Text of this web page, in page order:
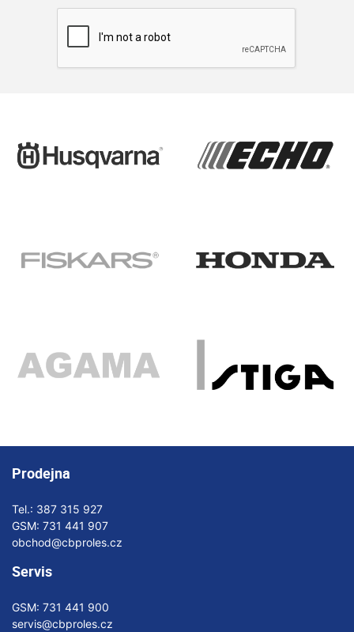
Prodejna
Tel.: 387 315 927
GSM: 731 441 907
obchod@cbproles.cz
Servis
GSM: 731 441 900
servis@cbproles.cz